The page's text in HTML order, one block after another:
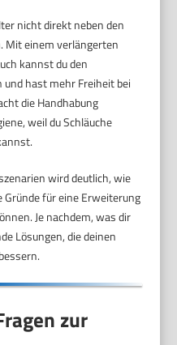
nicht direkt neben den
Mit einem verlängerten
kannst du den
hast mehr Freiheit bei
die Handhabung
weil du Schläuche
wird deutlich, wie
für eine Erweiterung
Je nachdem, was dir
Lösungen, die deinen
zur